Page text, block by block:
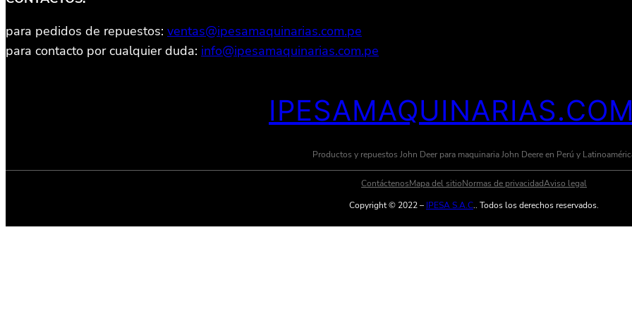
para pedidos de repuestos: ventas@ipesamaquinarias.com.pe
para contacto por cualquier duda: info@ipesamaquinarias.com.pe
Productos y repuestos John Deer para maquinaria John Deere en Perú y
ContáctenosMapa del sitioNormas de privacidadAviso legal
Copyright © 2022 – IPESA S.A.C.. Todos los derechos reservados.